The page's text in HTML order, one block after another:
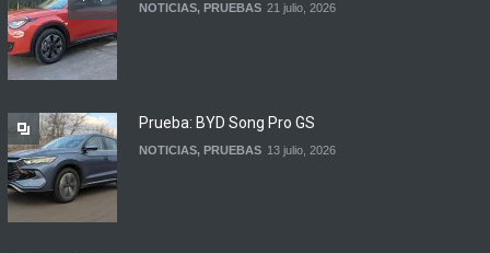
NOTICIAS, PRUEBAS 21 julio, 2026
Prueba: BYD Song Pro GS
NOTICIAS, PRUEBAS 13 julio, 2026